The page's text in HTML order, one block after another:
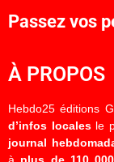
Passez vos
À PROPOS
Hebdo25 éditions
d’infos localesle
journal